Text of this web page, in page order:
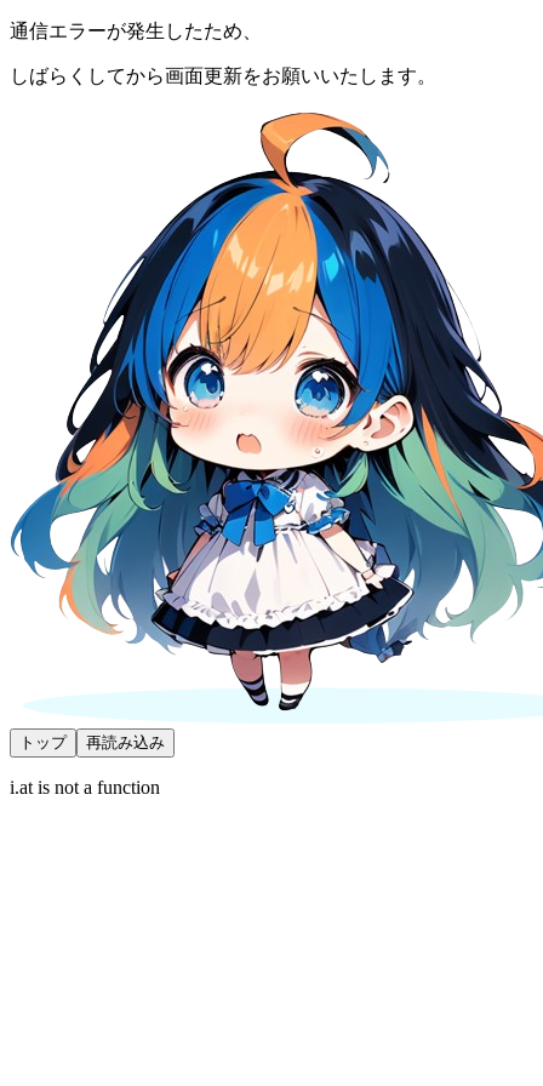
通信エラーが発生したため、
しばらくしてから画面更新をお願いいたします。
トップ 再読み込み
i.at is not a function